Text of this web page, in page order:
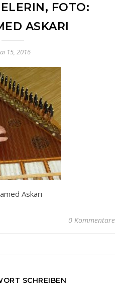
FOTO:
ASKARI
15, 2016
Askari
0 Kommentare
SCHREIBEN